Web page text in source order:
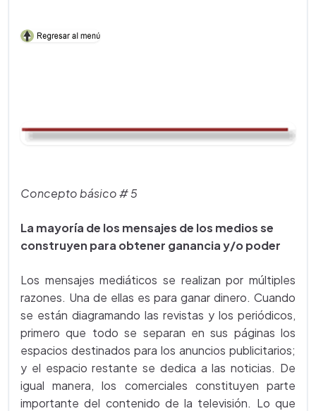
Concepto básico # 5
La mayoría de los mensajes de los medios se
construyen para obtener ganancia y/o poder
Los mensajes mediáticos se realizan por múltiples
razones. Una de ellas es para ganar dinero. Cuando
se están diagramando las revistas y los periódicos,
primero que todo se separan en sus páginas los
espacios destinados para los anuncios publicitarios;
y el espacio restante se dedica a las noticias. De
igual manera, los comerciales constituyen parte
importante del contenido de la televisión. Lo que